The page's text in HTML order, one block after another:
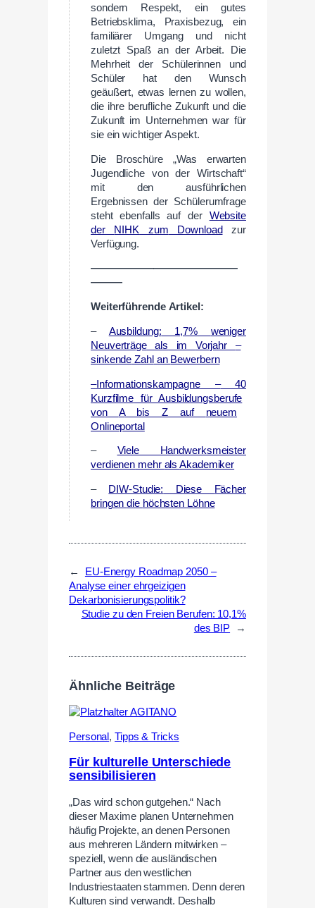
sondern Respekt, ein gutes
Betriebsklima, Praxisbezug, ein
familiärer Umgang und nicht
zuletzt Spaß an der Arbeit. Die
Mehrheit der Schülerinnen und
Schüler hat den Wunsch
geäußert, etwas lernen zu wollen,
die ihre berufliche Zukunft und die
Zukunft im Unternehmen war für
sie ein wichtiger Aspekt.
Die Broschüre „Was erwarten
Jugendliche von der Wirtschaft“
mit den ausführlichen
Ergebnissen der Schülerumfrage
steht ebenfalls auf der Website
der NIHK zum Download zur
Verfügung.
——————————————
———
Weiterführende Artikel:
– Ausbildung: 1,7% weniger
Neuverträgeals im Vorjahr –
sinkende Zahl an Bewerbern
–Informationskampagne–40
Kurzfilme für Ausbildungsberufe
von AbisZauf neuem
Onlineportal
– Viele Handwerksmeister
verdienen mehr alsAkademiker
– DIW-Studie: Diese
Fächer
bringendie höchsten Löhne
←
EU-Energy Roadmap 2050 –
Analyse einer ehrgeizigen
Dekarbonisierungspolitik?
Studie zu den Freien Berufen: 10,1%
des BIP
→
Ähnliche Beiträge
Personal ,Tipps & Tricks
Für kulturelle Unterschiede
sensibilisieren
„Das wird schon gutgehen.“ Nach
dieser Maxime planen Unternehmen
häufig Projekte, an denen Personen
aus mehreren Ländern mitwirken –
speziell, wenn die ausländischen
Partner aus den westlichen
Industriestaaten stammen. Denn deren
Kulturen sind verwandt. Deshalb